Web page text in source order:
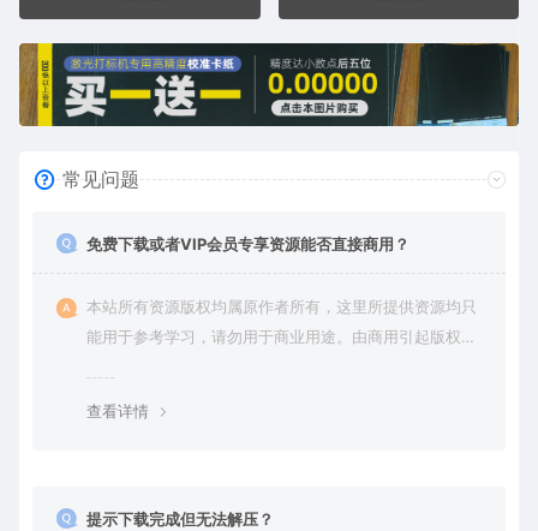
常见问题
免费下载或者VIP会员专享资源能否直接商用？
本站所有资源版权均属原作者所有，这里所提供资源均只
能用于参考学习，请勿用于商业用途。由商用引起版权纠
查看详情
提示下载完成但无法解压？